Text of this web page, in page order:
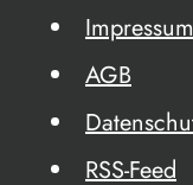
Impressum
AGB
RSS-Feed